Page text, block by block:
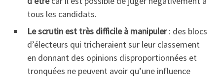
tous les candidats.
Le scrutin est très difficile à manipuler: des blocs
d’électeurs qui tricheraient sur leur classement
en donnant des opinions disproportionnées et
tronquées ne peuvent avoir qu’une influence